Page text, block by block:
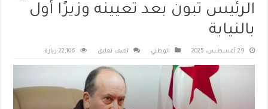
الرئيس تبون بعد تعيينه وزيرًا أول
بالنيابة
29 أغسطس، 2025 الوطني اضف تعليق 22,106 زيارة